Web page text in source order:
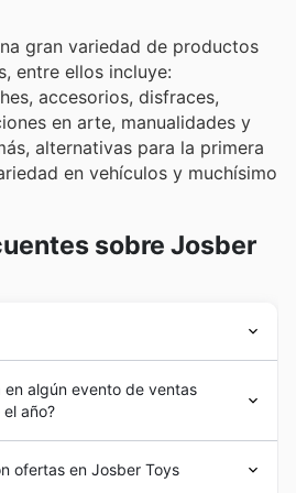
más atractiva.
tanto desean a precios
gran variedad de productos
entre ellos incluye:
accesorios, disfraces,
en arte, manualidades y
alternativas para la primera
en vehículos y muchísimo
sobre Josber
desarrollándose como
siendo fabricante,
A lo largo de su
por realizar sus
algún evento de ventas
año?
yofertas semanales
ofertas en Josber Toys